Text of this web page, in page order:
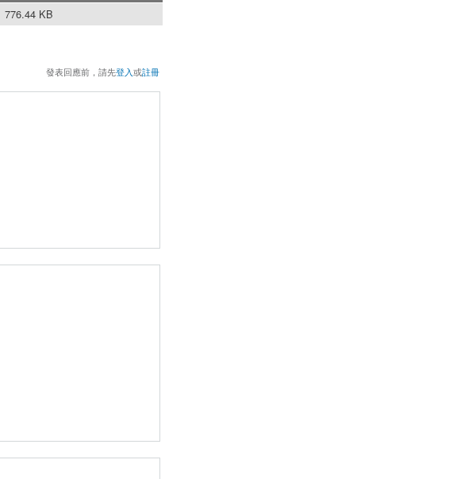
776.44 KB
發表回應前，請先登入或註冊